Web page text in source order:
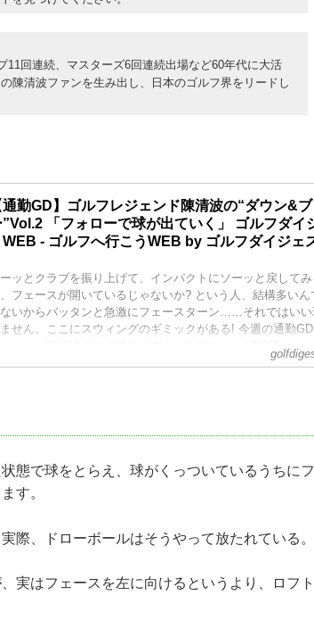
11回連続、マスターズ6回連続出場など60年代に大活
陳清波ファンを生み出し、日本のゴルフ界をリードし
通勤GD】ゴルフレジェンド陳清波の“ダウン&ブ
”Vol.2 「フォローで球が出ていく」 ゴルフダイ
WEB - ゴルフへ行こうWEB by ゴルフダイジェ
ッとクラブを振り上げて、インパクトにソーッと戻して
フェースが開いているじゃないか? という人、結構多いん
いからバッタンと急激にフェースターン……それではいい
せん。ここにスウィングのギミックがある! 今週の通勤
ェンド・陳清波プロの技術「ダウン&ブロー」の第2話。
態で球をとらえ、球がくっついているうちに
す。
際、ドローボールはそうやって放たれている。
実はフェースを左に向けるというより、ロフ